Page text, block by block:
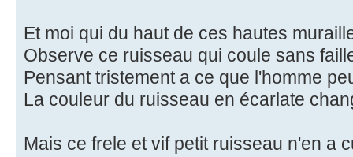
Et moi qui du haut de ces hautes
Observe ce ruisseau qui coule sans
Pensant tristement a ce que l'homme
La couleur du ruisseau en écarlate
Mais ce frele et vif petit ruisseau n'en a